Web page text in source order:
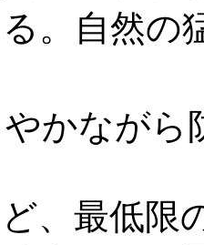
。自然の
かながら
、最低限